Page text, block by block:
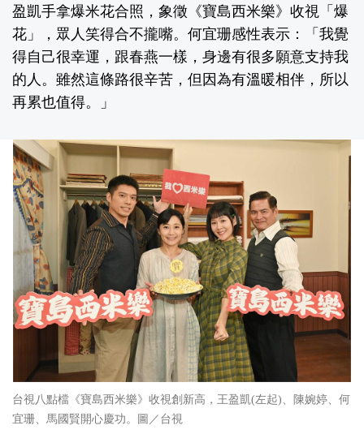
盈凱手拿爆米花合照，象徵《寶島西米樂》收視「爆
花」，眾人笑得合不攏嘴。何宜珊感性表示：「我覺
得自己很幸運，跟春燕一樣，身邊有很多願意支持我
的人。雖然這條路很辛苦，但因為有溫暖相伴，所以
再累也值得。」
台視八點檔《寶島西米樂》收視創新高，王盈凱(左起)、陳婉婷、何
宜珊、馬國賢開心慶功。圖／台視